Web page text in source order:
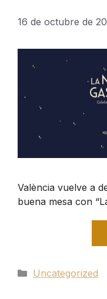
16 de octubre de
València vuelve a
buena mesa con
Categorías
Uncategorized